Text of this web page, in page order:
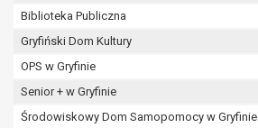
Biblioteka Publiczna
Gryfiński Dom Kultury
OPS w Gryfinie
Senior + w Gryfinie
Środowiskowy Dom Samopomocy w Gryfinie